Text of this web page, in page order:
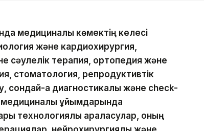
медициналық көмектің келесі
және кардиохирургия,
сәулелік терапия, ортопедия және
стоматология, репродуктивтік
сондай-ақ диагностикалық және check-
медициналық ұйымдарында
технологиялық араласулар, оның